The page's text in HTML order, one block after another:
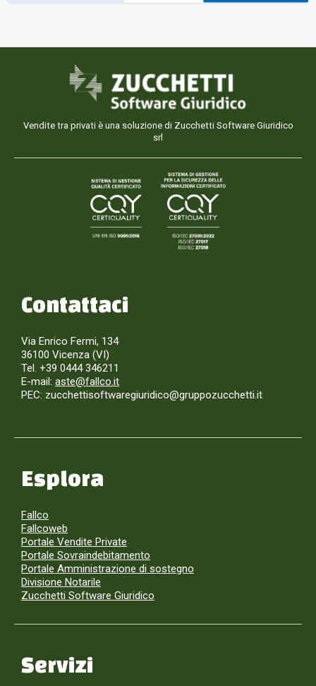
Vendite tra privati è una soluzione di Zucchetti Software Giuridico
srl
Contattaci
Via Enrico Fermi, 134
36100 Vicenza (VI)
Tel. +39 0444 346211
E-mail: aste@fallco.it
PEC: zucchettisoftwaregiuridico@gruppozucchetti.it
Esplora
Fallco
Fallcoweb
Portale Vendite Private
Portale Sovraindebitamento
Portale Amministrazione di sostegno
Divisione Notarile
Zucchetti Software Giuridico
Servizi